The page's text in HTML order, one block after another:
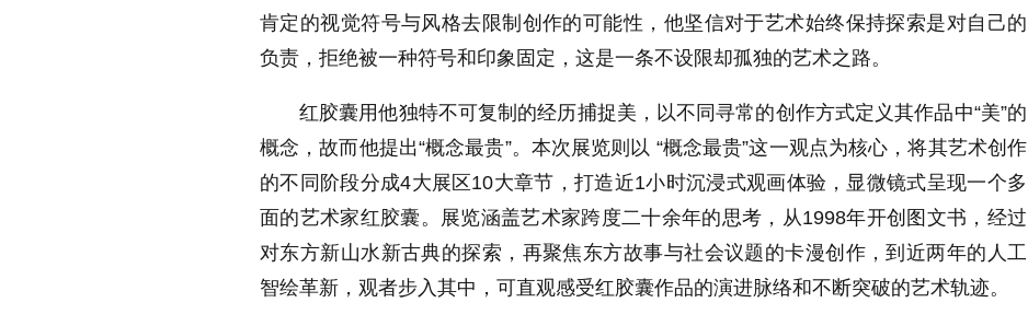
肯定的视觉符号与风格去限制创作的可能性，他坚信对于艺术始终保持探索是对自己的
负责，拒绝被一种符号和印象固定，这是一条不设限却孤独的艺术之路。
红胶囊用他独特不可复制的经历捕捉美，以不同寻常的创作方式定义其作品中“美”的
概念，故而他提出“概念最贵”。本次展览则以 “概念最贵”这一观点为核心，将其艺术创作
的不同阶段分成4大展区10大章节，打造近1小时沉浸式观画体验，显微镜式呈现一个多
面的艺术家红胶囊。展览涵盖艺术家跨度二十余年的思考，从1998年开创图文书，经过
对东方新山水新古典的探索，再聚焦东方故事与社会议题的卡漫创作，到近两年的人工
智绘革新，观者步入其中，可直观感受红胶囊作品的演进脉络和不断突破的艺术轨迹。